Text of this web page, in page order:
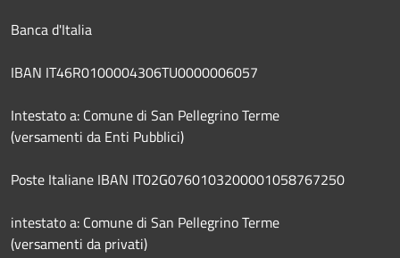
Banca d'Italia
IBAN IT46R0100004306TU0000006057
Intestato a: Comune di San Pellegrino Terme
(versamenti da Enti Pubblici)
Poste Italiane IBAN IT02G0760103200001058767250
intestato a: Comune di San Pellegrino Terme
(versamenti da privati)